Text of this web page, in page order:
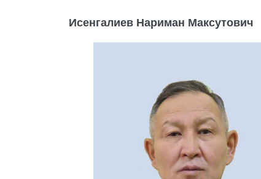
Исенгалиев Нариман Максутович